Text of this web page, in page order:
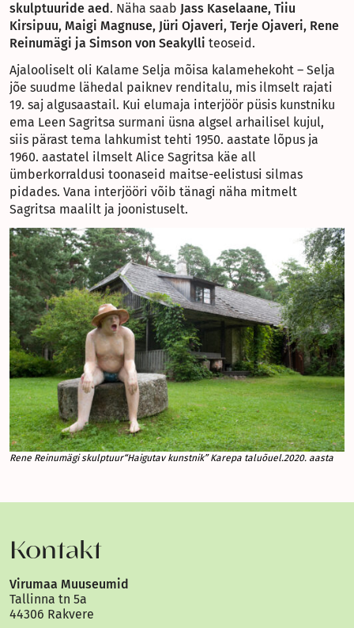
skulptuuride aed . Näha saab Jass Kaselaane, Tiiu
Kirsipuu, Maigi Magnuse, Jüri Ojaveri, Terje Ojaveri, Rene
Reinumägi ja Simson von Seakylli teoseid.
Ajalooliselt oli Kalame Selja mõisa kalamehekoht – Selja
jõe suudme lähedal paiknev renditalu, mis ilmselt rajati
19. saj algusaastail. Kui elumaja interjöör püsis kunstniku
ema Leen Sagritsa surmani üsna algsel arhailisel kujul,
siis pärast tema lahkumist tehti 1950. aastate lõpus ja
1960. aastatel ilmselt Alice Sagritsa käe all
ümberkorraldusi toonaseid maitse-eelistusi silmas
pidades. Vana interjööri võib tänagi näha mitmelt
Sagritsa maalilt ja joonistuselt.
Rene Reinumägi skulptuur“Haigutav kunstnik” Karepa taluõuel.2020. aasta
Kontakt
Virumaa Muuseumid
Tallinna tn 5a
44306 Rakvere